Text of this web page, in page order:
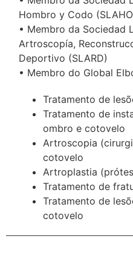
Hombro y Codo
• Membro da Sociedad
Artroscopía,
Deportivo (SLARD)
• Membro do Global
Tratamento de
Tratamento de
ombro e cotovelo
Artroscopia
cotovelo
Artroplastia
Tratamento de
Tratamento de
cotovelo